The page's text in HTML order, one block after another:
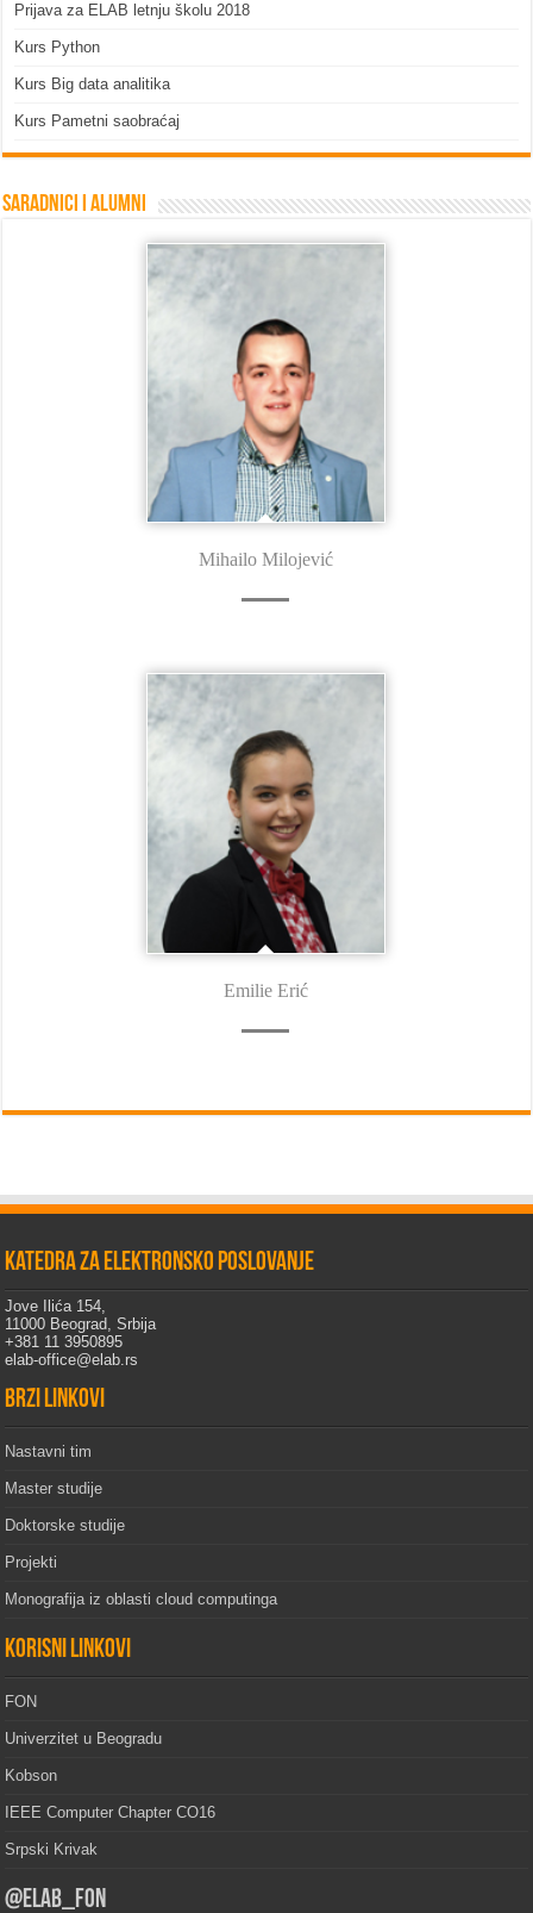
Prijava za ELAB letnju školu 2018
Kurs Python
Kurs Big data analitika
Kurs Pametni saobraćaj
Saradnici i Alumni
Mihailo Milojević
Emilie Erić
Katedra za elektronsko poslovanje
Jove Ilića 154,
11000 Beograd, Srbija
+381 11 3950895
elab-office@elab.rs
Brzi linkovi
Nastavni tim
Master studije
Doktorske studije
Projekti
Monografija iz oblasti cloud computinga
Korisni linkovi
FON
Univerzitet u Beogradu
Kobson
IEEE Computer Chapter CO16
Srpski Krivak
@elab_fon